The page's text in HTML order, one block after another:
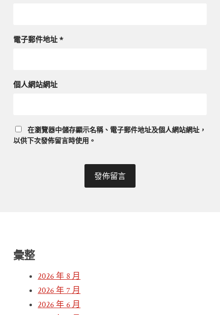
電子郵件地址 *
個人網站網址
在瀏覽器中儲存顯示名稱、電子郵件地址及個人網站網址，
以供下次發佈留言時使用。
彙整
2026 年 8 月
2026 年 7 月
2026 年 6 月